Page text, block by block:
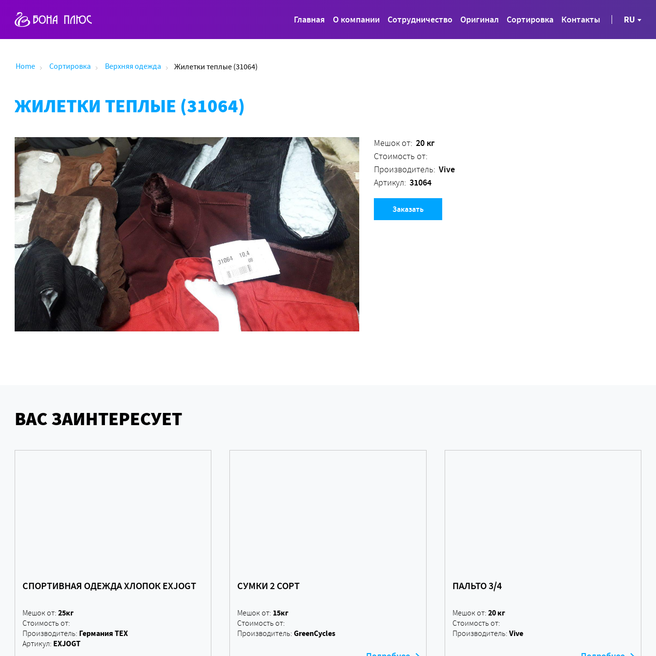
Главная О компании Сотрудничество Оригинал Сортировка Контакты RU
Home Сортировка Верхняя одежда Жилетки теплые (31064)
ЖИЛЕТКИ ТЕПЛЫЕ (31064)
Мешок от: 20 кг
Стоимость от:
Производитель: Vive
Артикул: 31064
Заказать
ВАС ЗАИНТЕРЕСУЕТ
СПОРТИВНАЯ ОДЕЖДА ХЛОПОК EXJOGT
Мешок от: 25кг
Стоимость от:
Производитель: Германия ТЕХ
Артикул: EXJOGT
СУМКИ 2 СОРТ
Мешок от: 15кг
Стоимость от:
Производитель:GreenCycles
ПАЛЬТО 3/4
Мешок от: 20 кг
Стоимость от:
Производитель: Vive